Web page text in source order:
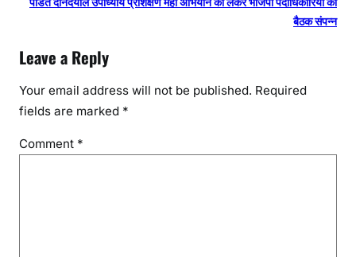
बैठक संपन्न
Leave a Reply
Your email address will not be published. Required
fields are marked *
Comment *